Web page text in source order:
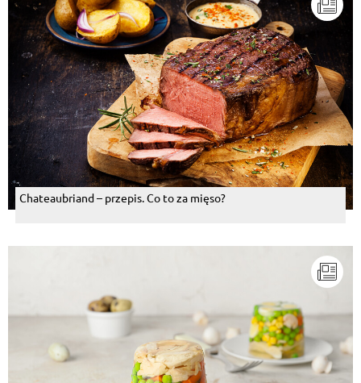
Chateaubriand – przepis. Co to za mięso?